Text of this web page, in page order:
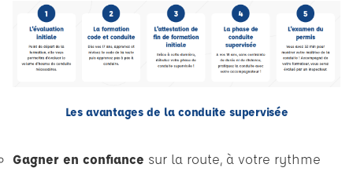
Les avantages de la conduite supervisée
Gagner en confiance sur la route, à votre rythme